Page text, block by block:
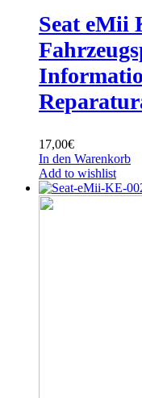
Seat eMii
17,00€
In den Warenkorb
Add to wishlist